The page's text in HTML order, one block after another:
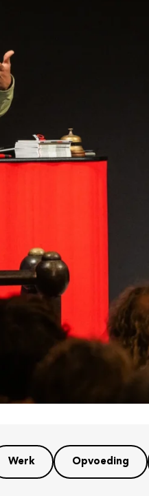
Werk Opvoeding